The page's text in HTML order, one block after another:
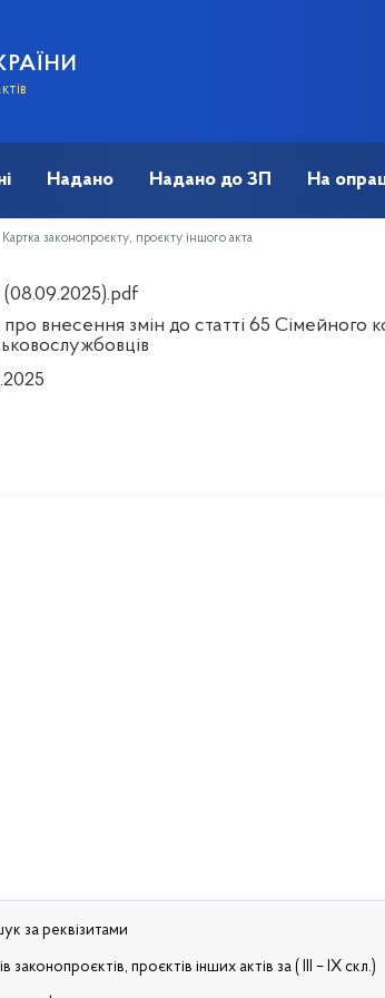
Надано Надано до ЗП На
Картка законопроєкту, проєкту іншого акта
внесення змін до статті 65 Сімейного
за реквізитами
законопроєктів, проєктів інших актів за ( III – IX скл.)